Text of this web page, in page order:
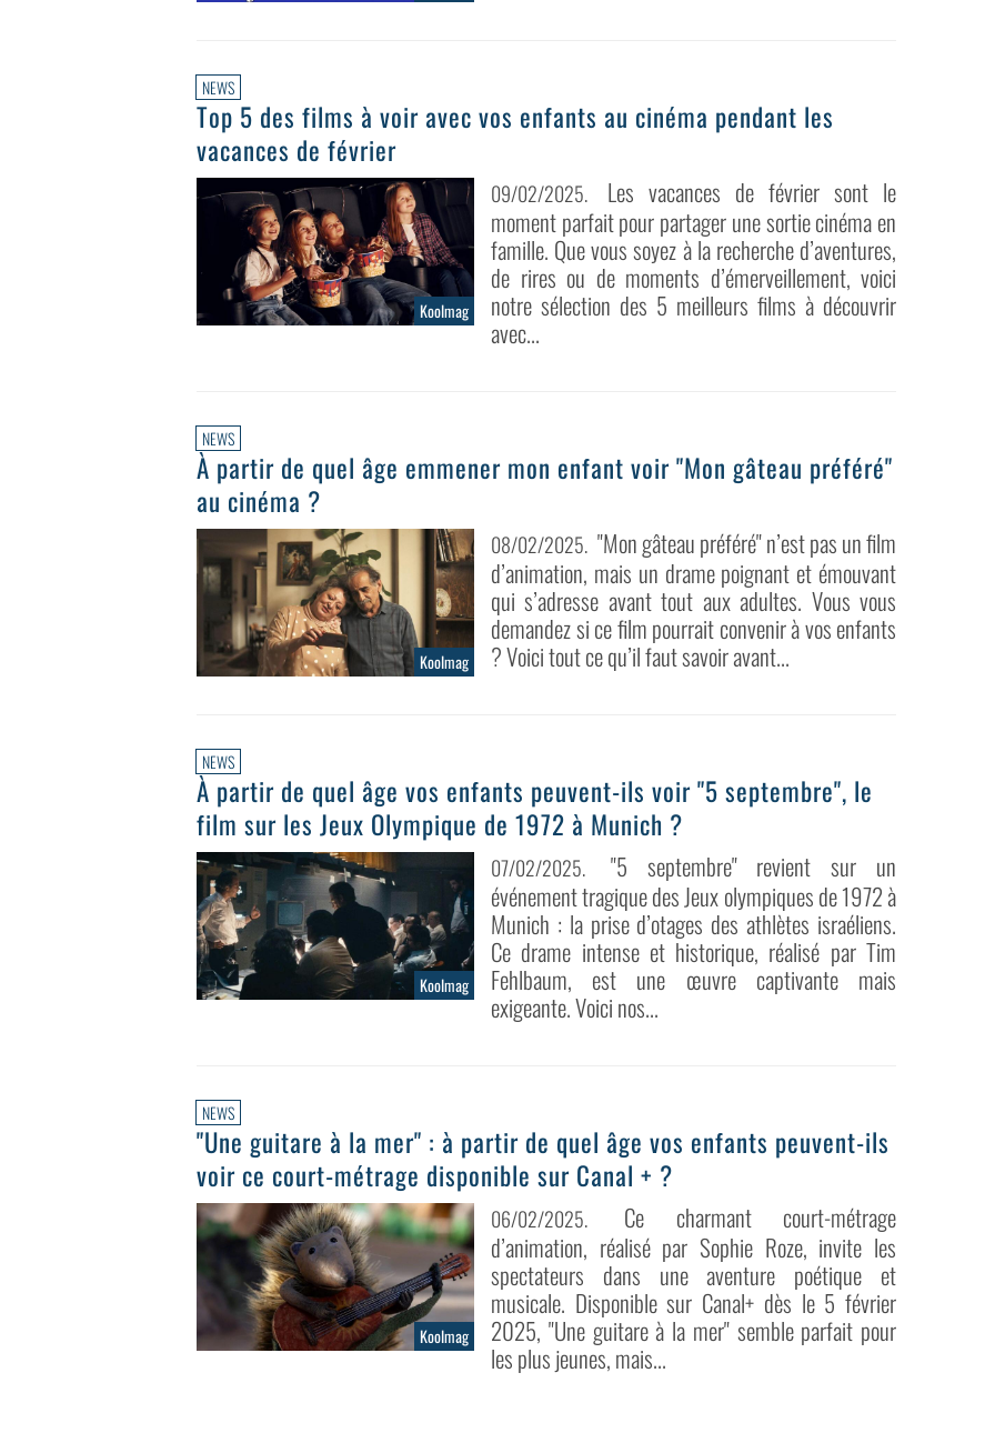
NEWS
Top 5 des films à voir avec vos enfants au cinéma pendant les
vacances de février
Koolmag
09/02/2025.
Les vacances de février sont le
moment parfait pour partager une sortie cinéma en
famille. Que vous soyez à la recherche d’aventures,
de rires ou de moments d’émerveillement, voici
notre sélection des 5 meilleurs films à découvrir
avec...
NEWS
À partir de quel âge emmener mon enfant voir "Mon gâteau préféré"
au cinéma ?
Koolmag
08/02/2025. "Mon gâteau préféré" n’est pas un film
d’animation, mais un drame poignant et émouvant
qui s’adresse avant tout aux adultes. Vous vous
demandez si ce film pourrait convenir à vos enfants
? Voici tout ce qu’il faut savoir avant...
NEWS
À partir de quel âge vos enfants peuvent-ils voir "5 septembre", le
film sur les Jeux Olympique de 1972 à Munich ?
Koolmag
07/02/2025.
"5 septembre" revient sur un
événement tragique des Jeux olympiques de 1972 à
Munich : la prise d’otages des athlètes israéliens.
Ce drame intense et historique, réalisé par Tim
Fehlbaum, est une œuvre captivante mais
exigeante. Voici nos...
NEWS
"Une guitare à la mer" : à partir de quel âge vos enfants peuvent-ils
voir ce court-métrage disponible sur Canal + ?
Koolmag
06/02/2025.
Ce charmant court-métrage
d’animation, réalisé par Sophie Roze, invite les
spectateurs dans une aventure poétique et
musicale. Disponible sur Canal+ dès le 5 février
2025, "Une guitare à la mer" semble parfait pour
les plus jeunes, mais...